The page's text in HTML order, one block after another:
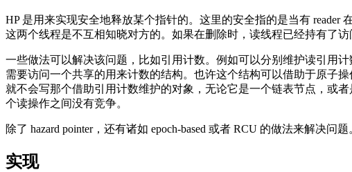
HP 是用来实现安全地释放某个指针的。这里的安全指的是当有
这两个线程是不互相知晓对方的。如果在删除时，读线程已经持有了访
一些做法可以解决该问题，比如引用计数。例如可以分别维护读引用
需要访问一个共享的用来计数的结构。也许这个结构可以借助于原子
就不会写那个借助引用计数维护的对象，无论它是一个链表节点，或
个读操作之间没有竞争。
除了 hazard pointer，还有诸如 epoch-based 或者 RCU 的做法来解决问题
实现